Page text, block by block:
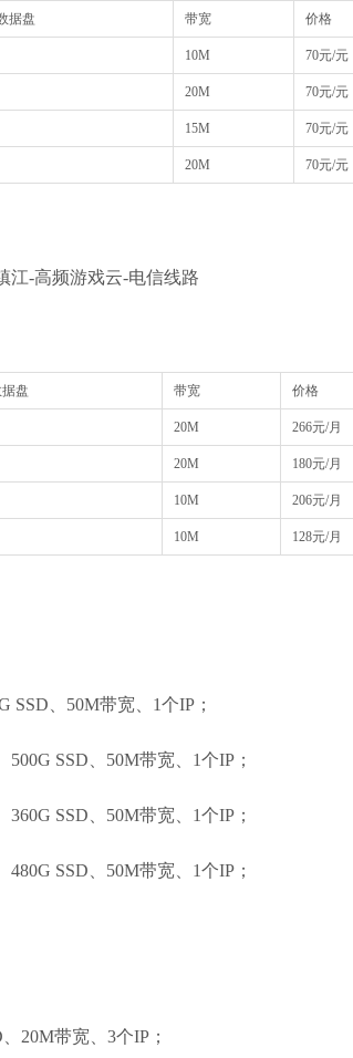
据盘 带宽 价格
10M 70元/元
20M 70元/元
15M 70元/元
20M 70元/元
江-高频游戏云-电信线路
盘 带宽 价格
20M 266元/月
20M 180元/月
10M 206元/月
10M 128元/月
SSD、50M带宽、1个IP；
SSD、50M带宽、1个IP；
SSD、50M带宽、1个IP；
SSD、50M带宽、1个IP；
20M带宽、3个IP；